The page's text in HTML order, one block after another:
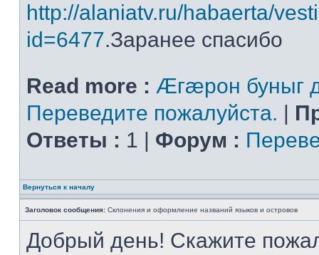
http://alaniatv.ru/habaerta/
id=6477.Заранее спасибо
Read more : Æгæрон буныг
Переведите пожалуйста. |
Ответы : 1 | Форум :
Вернуться к началу
Заголовок сообщения: Склонения и оформление названий языков и островов
Добрый день! Скажите